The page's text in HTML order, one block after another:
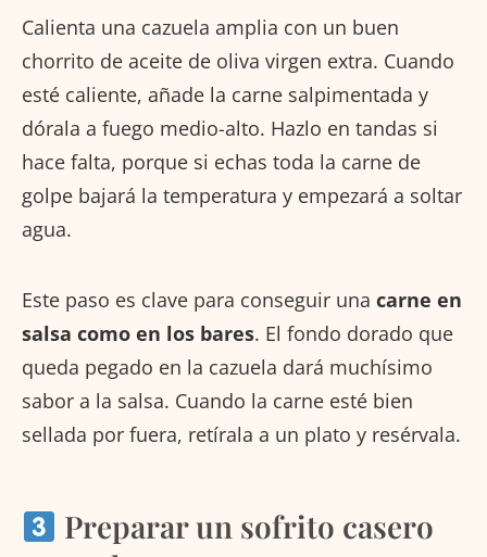
Calienta una cazuela amplia con un buen
chorrito de aceite de oliva virgen extra. Cuando
esté caliente, añade la carne salpimentada y
dórala a fuego medio-alto. Hazlo en tandas si
hace falta, porque si echas toda la carne de
golpe bajará la temperatura y empezará a soltar
agua.
Este paso es clave para conseguir una carne en
salsa como en los bares. El fondo dorado que
queda pegado en la cazuela dará muchísimo
sabor a la salsa. Cuando la carne esté bien
sellada por fuera, retírala a un plato y resérvala.
Preparar un sofrito casero